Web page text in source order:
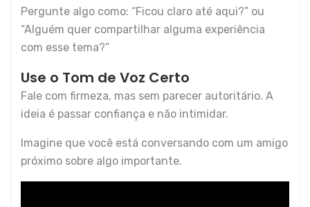
Pergunte algo como: “Ficou claro até aqui?” ou
“Alguém quer compartilhar alguma experiência
com esse tema?”
Use o Tom de Voz Certo
Fale com firmeza, mas sem parecer autoritário. A
ideia é passar confiança e não intimidar.
Imagine que você está conversando com um amigo
próximo sobre algo importante.